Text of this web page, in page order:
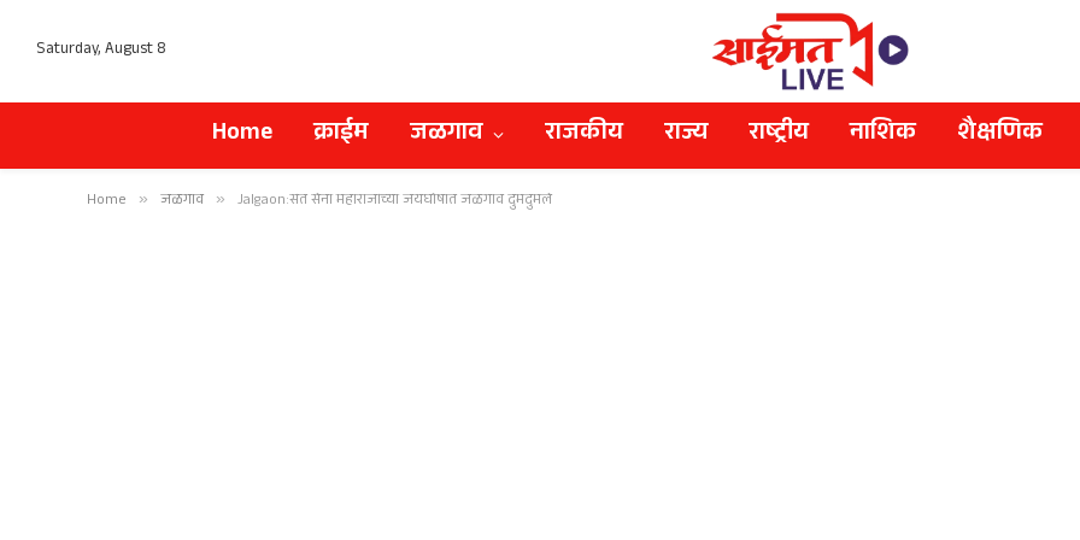
Saturday, August 8
Home क्राईम जळगाव राजकीय राज्य राष्ट्रीय नाशिक शैक्षणिक
Home » जळगाव » Jalgaon:संत सेना महाराजांच्या जयघोषात जळगाव दुमदुमले